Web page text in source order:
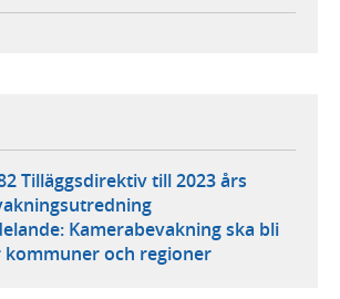
Tilläggsdirektiv till 2023 års
Kamerabevakning ska bli
och regioner